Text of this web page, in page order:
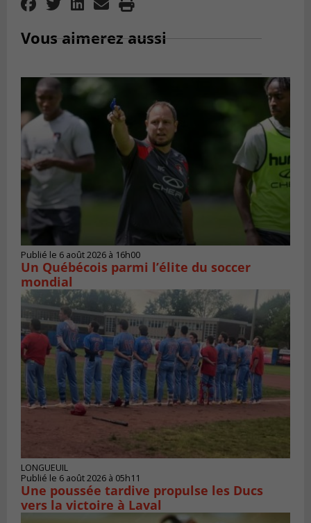
Vous aimerez aussi
Publié le 6 août 2026 à 16h00
Un Québécois parmi l’élite du soccer
mondial
LONGUEUIL
Publié le 6 août 2026 à 05h11
Une poussée tardive propulse les Ducs
vers la victoire à Laval